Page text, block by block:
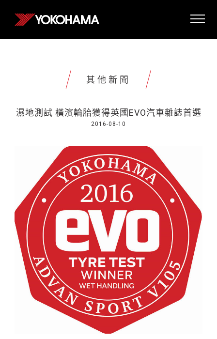
其他新聞
濕地測試 橫濱輪胎獲得英國EVO汽車雜誌首選
2016-08-10